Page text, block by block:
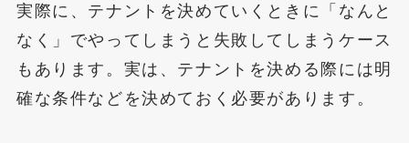
実際に、テナントを決めていくときに「なんと
なく」でやってしまうと失敗してしまうケース
もあります。実は、テナントを決める際には明
確な条件などを決めておく必要があります。